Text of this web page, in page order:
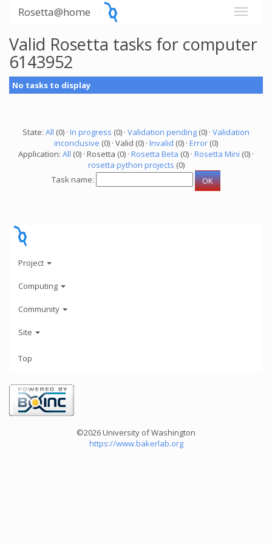
Rosetta@home
Valid Rosetta tasks for computer
6143952
No tasks to display
State: All (0) · In progress (0) · Validation pending (0) · Validation
inconclusive (0) · Valid (0) · Invalid (0) · Error (0)
Application: All (0) · Rosetta (0) · Rosetta Beta (0) · Rosetta Mini (0) ·
rosetta python projects (0)
Task name:
Project
Computing
Community
Site
Top
©2026 University of Washington
https://www.bakerlab.org